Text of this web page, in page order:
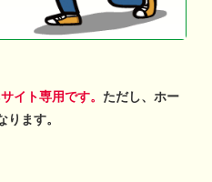
イト専用です。 ただし、ホー
ます。